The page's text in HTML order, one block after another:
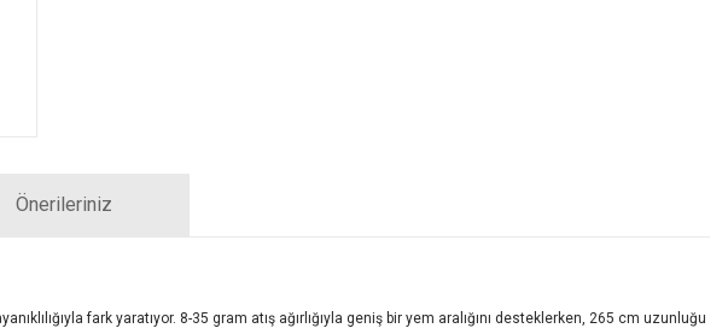
Önerileriniz
fark yaratıyor. 8-35 gram atış ağırlığıyla geniş bir yem aralığını desteklerken, 265 cm uzunluğu